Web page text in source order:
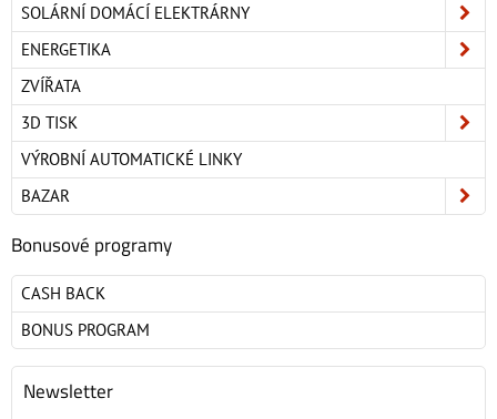
SOLÁRNÍ DOMÁCÍ ELEKTRÁRNY
ENERGETIKA
ZVÍŘATA
3D TISK
VÝROBNÍ AUTOMATICKÉ LINKY
BAZAR
Bonusové programy
CASH BACK
BONUS PROGRAM
Newsletter